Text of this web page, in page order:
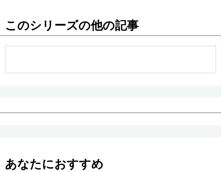
東京
このシリーズの他の記事
あなたにおすすめ